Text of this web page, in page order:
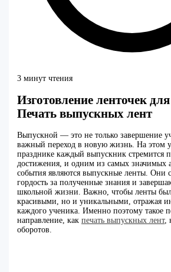
3 минут чтения
Изготовление ленточек
Печать выпускных лент
Выпускной — это не только завершение
важный переход в новую жизнь. На этом
празднике каждый выпускник стремится
достижения, и одним из самых значимых
события являются выпускные ленты. Они
гордость за полученные знания и
школьной жизни. Важно, чтобы ленты
красивыми, но и уникальными, отражая
каждого ученика. Именно поэтому такое
направление, какпечать выпускных лент,
оборотов.